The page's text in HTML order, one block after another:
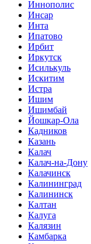
Иннополис
Инсар
Инта
Ипатово
Ирбит
Иркутск
Исилькуль
Искитим
Истра
Ишим
Ишимбай
Йошкар-Ола
Кадников
Казань
Калач
Калач-на-Дону
Калачинск
Калининград
Калининск
Калтан
Калуга
Калязин
Камбарка